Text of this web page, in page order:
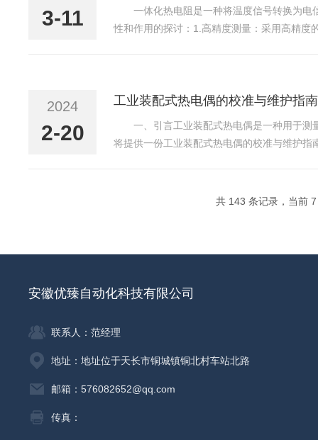
3-11
一体化热电阻是一种将温度信号转换为
性和作用的探讨：1.高精度测量：采用高精度
2024
2-20
工业装配式热电偶的校准与维护指南
一、引言工业装配式热电偶是一种用于
将提供一份工业装配式热电偶的校准与维护
共 143 条记录，当前
安徽优臻自动化科技有限公司
联系人：范经理
地址：地址位于天长市铜城镇铜北村车站北路
邮箱：576082652@qq.com
传真：